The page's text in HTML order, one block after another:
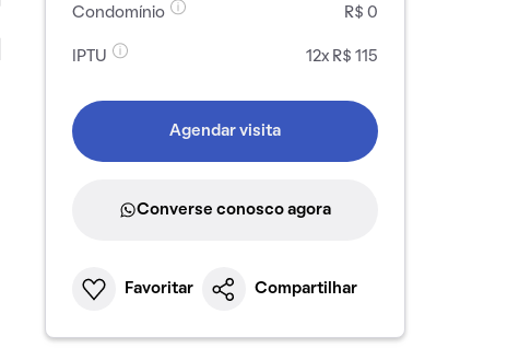
Condomínio R$ 0
IPTU 12x R$ 115
Agendar visita
Converse conosco agora
Favoritar Compartilhar